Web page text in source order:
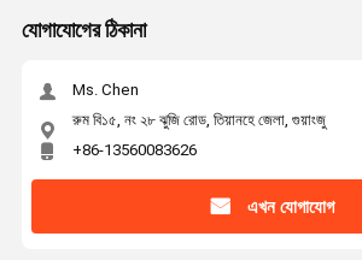
যোগাযোগের ঠিকানা
Ms. Chen
রুম বি১৫, নং ২৮ ঝুজি রোড, তিয়ানহে জেলা, গুয়াংজু
+86-13560083626
এখন যোগাযোগ